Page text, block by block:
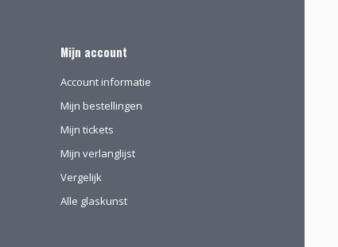
Mijn account
Account informatie
Mijn bestellingen
Mijn tickets
Mijn verlanglijst
Vergelijk
Alle glaskunst